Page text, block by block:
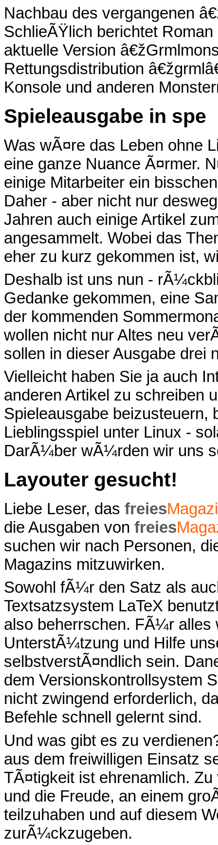
Nachbau des vergangenen
SchlieÃŸlich berichtet
aktuelle Version
Rettungsdistribution
Konsole und anderen
Spieleausgabe in spe
Was wÃ¤re das Leben ohne
eine ganze Nuance Ã¤rmer.
einige Mitarbeiter ein
Daher - aber nicht nur
Jahren auch einige Artikel
angesammelt. Wobei das
eher zu kurz gekommen ist,
Deshalb ist uns nun -
Gedanke gekommen, eine
der kommenden
wollen nicht nur Altes neu
sollen in dieser Ausgabe drei
Vielleicht haben Sie ja auch
anderen Artikel zu schreiben
Spieleausgabe beizusteuern,
Lieblingsspiel unter Linux -
DarÃ¼ber wÃ¼rden wir uns
Layouter gesucht!
Liebe Leser, das freies
die Ausgaben von freies
suchen wir nach Personen,
Magazins mitzuwirken.
Sowohl fÃ¼r den Satz als
Textsatzsystem LaTeX
also beherrschen. FÃ¼r alles
UnterstÃ¼tzung und Hilfe
selbstverstÃ¤ndlich sein.
dem Versionskontrollsystem
nicht zwingend erforderlich,
Befehle schnell gelernt sind.
Und was gibt es zu
aus dem freiwilligen Einsatz
TÃ¤tigkeit ist ehrenamlich.
und die Freude, an einem
teilzuhaben und auf diesem
zurÃ¼ckzugeben.